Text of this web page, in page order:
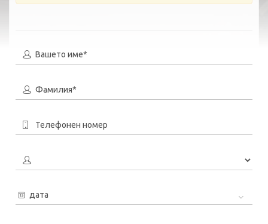
Вашето име*
Фамилия*
Телефонен номер
дата